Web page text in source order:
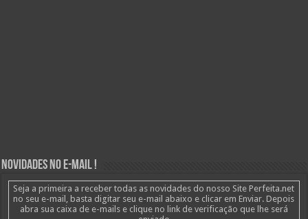
Novidades no E-mail !
Seja a primeira a receber todas as novidades do nosso Site Perfeita.net
no seu e-mail, basta digitar seu e-mail abaixo e clicar em Enviar. Depois
abra sua caixa de e-mails e clique no link de verificação que lhe será